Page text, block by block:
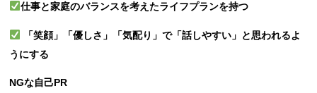
仕事と家庭のバランスを考えたライフプランを持つ
「笑顔」「優しさ」「気配り」で「話しやすい」と思われるよ
うにする
NGな自己PR